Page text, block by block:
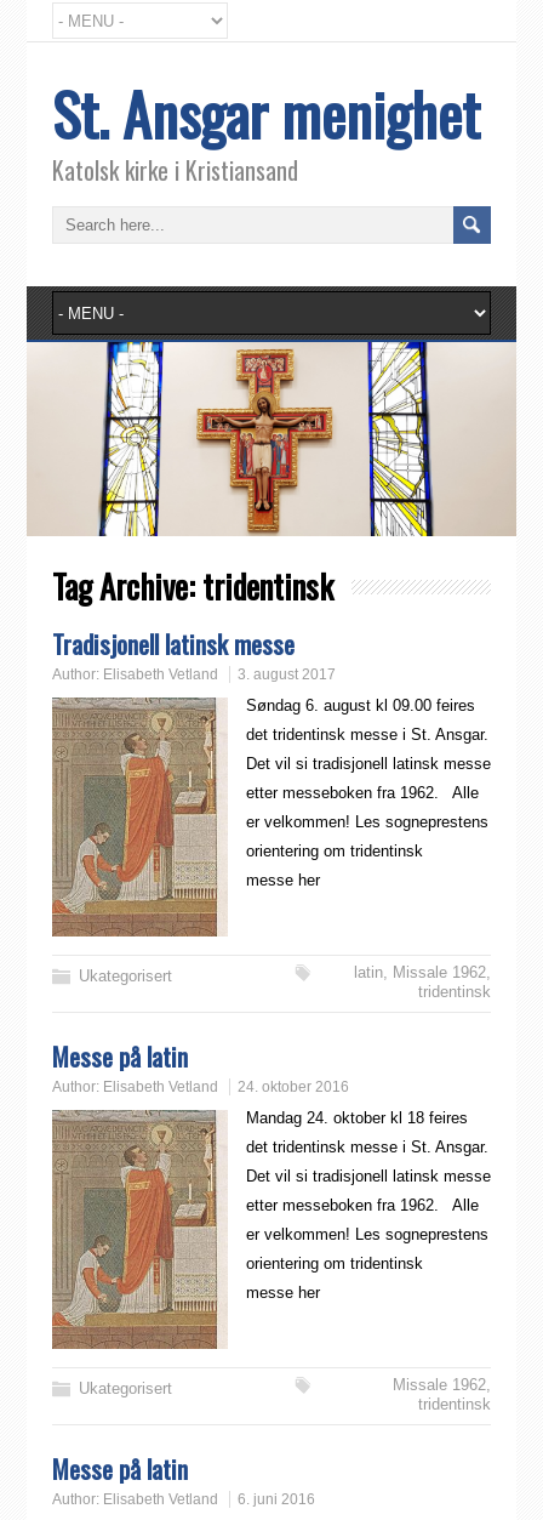
St. Ansgar menighet
Katolsk kirke i Kristiansand
Tag Archive:tridentinsk
Tradisjonell latinsk messe
Author: Elisabeth Vetland 3. august 2017
Søndag 6. august kl 09.00 feires
det tridentinsk messe i St. Ansgar.
Det vil si tradisjonell latinsk messe
etter messeboken fra 1962. Alle
er velkommen! Les sogneprestens
orientering om tridentinsk
messe her
Ukategorisert latin, Missale 1962,
tridentinsk
Messe på latin
Author: Elisabeth Vetland 24. oktober 2016
Mandag 24. oktober kl 18 feires
det tridentinsk messe i St. Ansgar.
Det vil si tradisjonell latinsk messe
etter messeboken fra 1962. Alle
er velkommen! Les sogneprestens
orientering om tridentinsk
messe her
Ukategorisert Missale 1962,
tridentinsk
Messe på latin
Author: Elisabeth Vetland 6. juni 2016